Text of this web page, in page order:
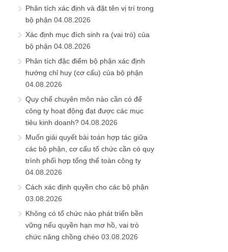
Phân tích xác định và đặt tên vị trí trong
bộ phận 04.08.2026
Xác định mục đích sinh ra (vai trò) của
bộ phận 04.08.2026
Phân tích đặc điểm bộ phận xác định
hướng chỉ huy (cơ cấu) của bộ phận
04.08.2026
Quy chế chuyên môn nào cần có để
công ty hoạt động đạt được các mục
tiêu kinh doanh? 04.08.2026
Muốn giải quyết bài toán hợp tác giữa
các bộ phận, cơ cấu tổ chức cần có quy
trình phối hợp tổng thể toàn công ty
04.08.2026
Cách xác định quyền cho các bộ phận
03.08.2026
Không có tổ chức nào phát triển bền
vững nếu quyền hạn mơ hồ, vai trò
chức năng chồng chéo 03.08.2026